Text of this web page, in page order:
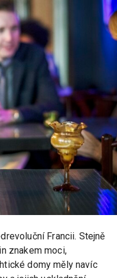
Francii. Stejně
znakem moci,
domy měly navíc